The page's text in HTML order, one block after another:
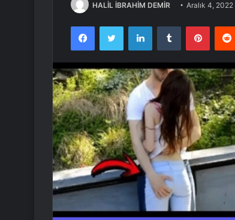
HALİL İBRAHİM DEMİR Aralık 4, 2022
FacebookTwitter LinkedInTumblr